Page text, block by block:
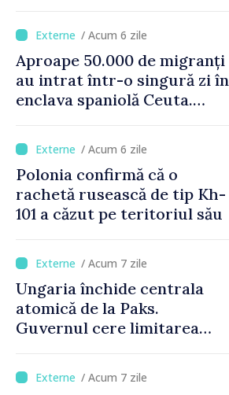
/ Acum 6 zile
Aproape 50.000 de migranți
au intrat într-o singură zi în
enclava spaniolă Ceuta.
Schengen cu Spania
/ Acum 6 zile
Polonia confirmă că o
rachetă rusească de tip Kh-
101 a căzut pe teritoriul său
/ Acum 7 zile
Ungaria închide centrala
atomică de la Paks.
Guvernul cere limitarea
/ Acum 7 zile